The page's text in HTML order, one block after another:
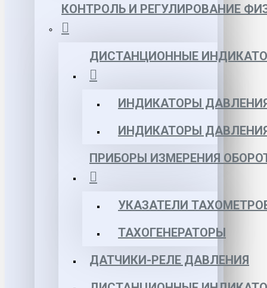
КОНТРОЛЬ И РЕГУЛИРОВАНИЕ
ДИСТАНЦИОННЫЕ
ИНДИКАТОРЫ
ИНДИКАТОРЫ
ПРИБОРЫ ИЗМЕРЕНИЯ
УКАЗАТЕЛИ
ТАХОГЕНЕРАТОРЫ
ДАТЧИКИ-РЕЛЕ ДАВЛЕНИЯ